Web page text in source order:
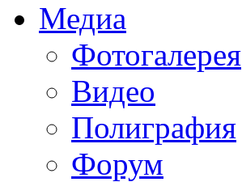
Медиа
Фотогалерея
Видео
Полиграфия
Форум